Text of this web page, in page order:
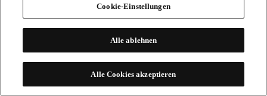
Cookie-Einstellungen
Alle ablehnen
Alle Cookies akzeptieren